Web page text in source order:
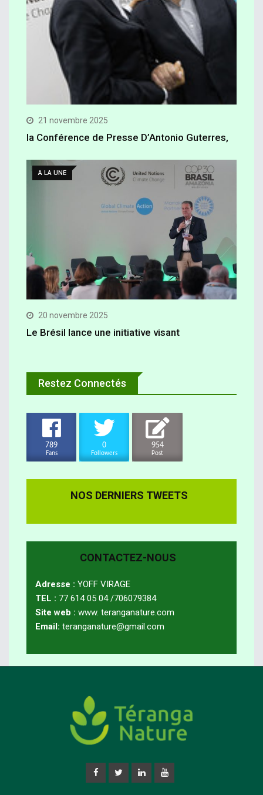
21 novembre 2025
la Conférence de Presse D’Antonio Guterres,
A LA UNE
20 novembre 2025
Le Brésil lance une initiative visant
Restez Connectés
789
Fans
0
Followers
954
Post
NOS DERNIERS TWEETS
CONTACTEZ-NOUS
Adresse : YOFF VIRAGE
TEL : 77 614 05 04 /706079384
Site web : www. teranganature.com
Email: teranganature@gmail.com